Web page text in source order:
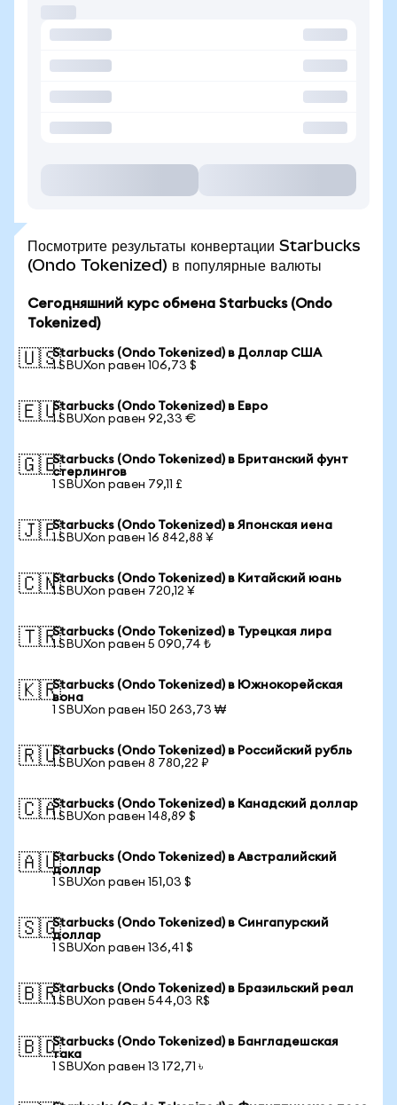
Посмотрите результаты конвертации Starbucks
(Ondo Tokenized) в популярные валюты
Сегодняшний курс обмена Starbucks (Ondo
Tokenized)
🇺🇸Starbucks (Ondo Tokenized) в Доллар США
1 SBUXon равен 106,73 $
🇪🇺Starbucks (Ondo Tokenized) в Евро
1 SBUXon равен 92,33 €
🇬🇧Starbucks (Ondo Tokenized) в Британский фунт
стерлингов
1 SBUXon равен 79,11 £
🇯🇵Starbucks (Ondo Tokenized) в Японская иена
1 SBUXon равен 16 842,88 ¥
🇨🇳Starbucks (Ondo Tokenized) в Китайский юань
1 SBUXon равен 720,12 ¥
🇹🇷Starbucks (Ondo Tokenized) в Турецкая лира
1 SBUXon равен 5 090,74 ₺
🇰🇷Starbucks (Ondo Tokenized) в Южнокорейская
вона
1 SBUXon равен 150 263,73 ₩
🇷🇺Starbucks (Ondo Tokenized) в Российский рубль
1 SBUXon равен 8 780,22 ₽
🇨🇦Starbucks (Ondo Tokenized) в Канадский доллар
1 SBUXon равен 148,89 $
🇦🇺Starbucks (Ondo Tokenized) в Австралийский
доллар
1 SBUXon равен 151,03 $
🇸🇬Starbucks (Ondo Tokenized) в Сингапурский
доллар
1 SBUXon равен 136,41 $
🇧🇷Starbucks (Ondo Tokenized) в Бразильский реал
1 SBUXon равен 544,03 R$
🇧🇩Starbucks (Ondo Tokenized) в Бангладешская
така
1 SBUXon равен 13 172,71 ৳